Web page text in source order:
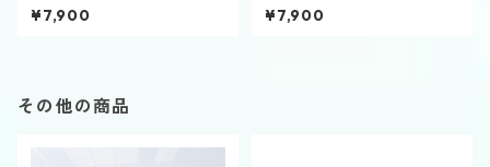
¥7,900 ¥7,900
その他の商品